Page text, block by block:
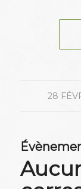
28